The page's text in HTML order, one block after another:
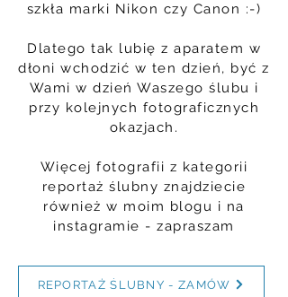
szkła marki Nikon czy Canon :-)
Dlatego tak lubię z aparatem w
dłoni wchodzić w ten dzień, być z
Wami w dzień Waszego ślubu i
przy kolejnych fotograficznych
okazjach.
Więcej fotografii z kategorii
reportaż ślubny znajdziecie
również w moim blogu i na
instagramie - zapraszam
REPORTAŻ ŚLUBNY - ZAMÓW